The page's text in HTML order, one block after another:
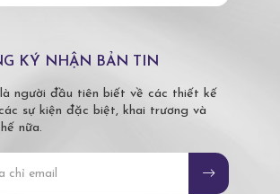
KÝ NHẬN BẢN TIN
người đầu tiên biết về các thiết kế
sự kiện đặc biệt, khai trương và
nữa.